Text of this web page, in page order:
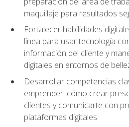
maquillaje para resultados
Fortalecer habilidades
línea para usar tecnología
información del cliente y
digitales en entornos de
Desarrollar competencias
emprender: cómo crear
clientes y comunicarte con
plataformas digitales.